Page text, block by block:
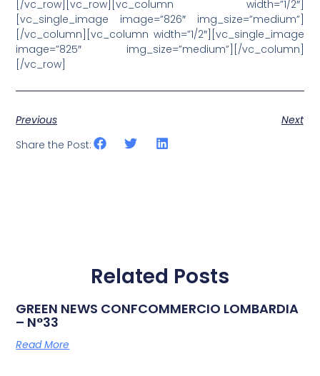
[/vc_row][vc_row][vc_column width=”1/2″]
[vc_single_image image=”826″ img_size=”medium”]
[/vc_column][vc_column width=”1/2″][vc_single_image
image=”825″ img_size=”medium”][/vc_column]
[/vc_row]
Previous
Next
Share the Post:
Related Posts
GREEN NEWS CONFCOMMERCIO LOMBARDIA
– N°33
Read More